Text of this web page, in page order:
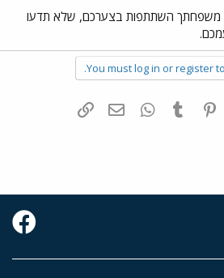
משפחתך השתתפות בצערכם, שלא תדעו
You must log in or register
Reddit
Pinterest
Tumblr
WhatsAppדואר אלקטרוני